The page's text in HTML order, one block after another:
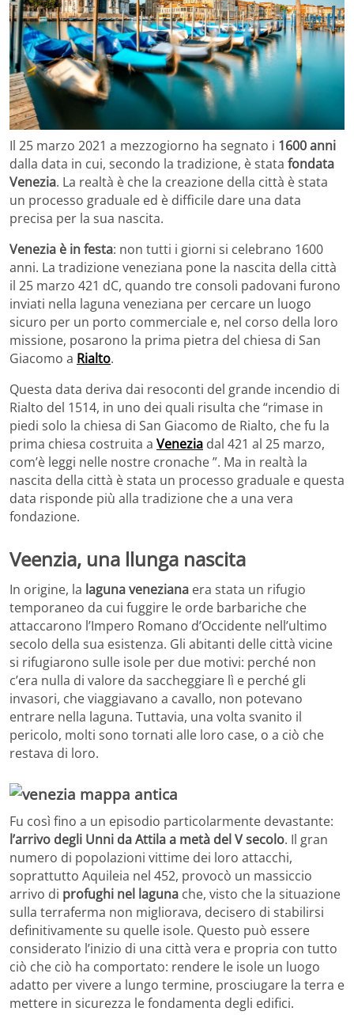
Il 25 marzo 2021 a mezzogiorno ha segnato i 1600 anni
dalla data in cui, secondo la tradizione, è stata fondata
Venezia. La realtà è che la creazione della città è stata
un processo graduale ed è difficile dare una data
precisa per la sua nascita.
Venezia è in festa: non tutti i giorni si celebrano 1600
anni. La tradizione veneziana pone la nascita della città
il 25 marzo 421 dC, quando tre consoli padovani furono
inviati nella laguna veneziana per cercare un luogo
sicuro per un porto commerciale e, nel corso della loro
missione, posarono la prima pietra del chiesa di San
Giacomo a Rialto.
Questa data deriva dai resoconti del grande incendio di
Rialto del 1514, in uno dei quali risulta che “rimase in
piedi solo la chiesa di San Giacomo de Rialto, che fu la
prima chiesa costruita a Venezia dal 421 al 25 marzo,
com’è leggi nelle nostre cronache ”. Ma in realtà la
nascita della città è stata un processo graduale e questa
data risponde più alla tradizione che a una vera
fondazione.
Veenzia, una llunga nascita
In origine, la laguna veneziana era stata un rifugio
temporaneo da cui fuggire le orde barbariche che
attaccarono l’Impero Romano d’Occidente nell’ultimo
secolo della sua esistenza. Gli abitanti delle città vicine
si rifugiarono sulle isole per due motivi: perché non
c’era nulla di valore da saccheggiare lì e perché gli
invasori, che viaggiavano a cavallo, non potevano
entrare nella laguna. Tuttavia, una volta svanito il
pericolo, molti sono tornati alle loro case, o a ciò che
restava di loro.
Fu così fino a un episodio particolarmente devastante:
l’arrivo degli Unni da Attila a metà del V secolo. Il gran
numero di popolazioni vittime dei loro attacchi,
soprattutto Aquileia nel 452, provocò un massiccio
arrivo di profughi nel laguna che, visto che la situazione
sulla terraferma non migliorava, decisero di stabilirsi
definitivamente su quelle isole. Questo può essere
considerato l’inizio di una città vera e propria con tutto
ciò che ciò ha comportato: rendere le isole un luogo
adatto per vivere a lungo termine, prosciugare la terra e
mettere in sicurezza le fondamenta degli edifici.